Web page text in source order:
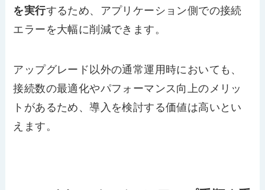
を実行するため、アプリケーション側での接続
エラーを大幅に削減できます。
アップグレード以外の通常運用時においても、
接続数の最適化やパフォーマンス向上のメリッ
トがあるため、導入を検討する価値は高いとい
えます。